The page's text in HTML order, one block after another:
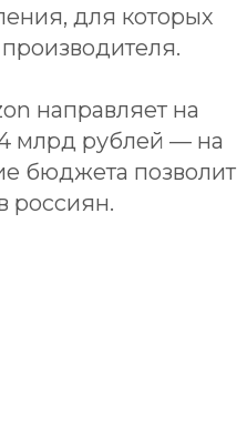
для которых
направляет на
млрд рублей — на
бюджета позволит
россиян.